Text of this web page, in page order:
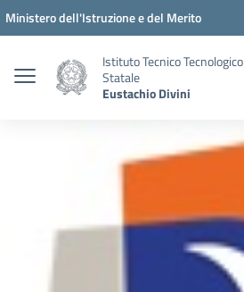
Vai ai contenuti
Vai al menu di navigazione
Vai al footer
Ministero dell'Istruzione e del Merito
Istituto Tecnico Tecnologico
Statale
Eustachio Divini